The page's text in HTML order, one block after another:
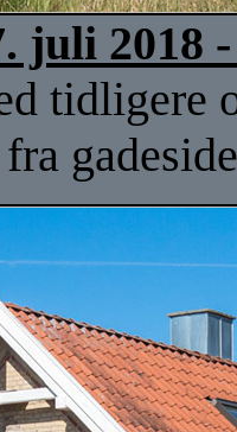
juli 2018
tidligere